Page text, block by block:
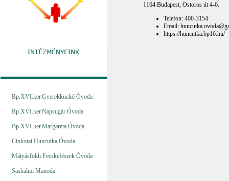
Bp.XVI.ker.Gyerekkuckó Óvoda
Bp.XVI.ker.Napsugár Óvoda
Bp.XVI.ker.Margaréta Óvoda
Cinkotai Huncutka Óvoda
Mátyásföldi Fecskefészek Óvoda
Sashalmi Manoda
1164 Budapest, Ostoros út 4-6.
Telefon: 400-3154
Email:
https://huncutka.bp16.hu/